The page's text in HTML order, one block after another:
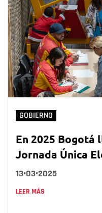
GOBIERNO
En 2025 Bogotá
Jornada Única
13•03•2025
LEER MÁS